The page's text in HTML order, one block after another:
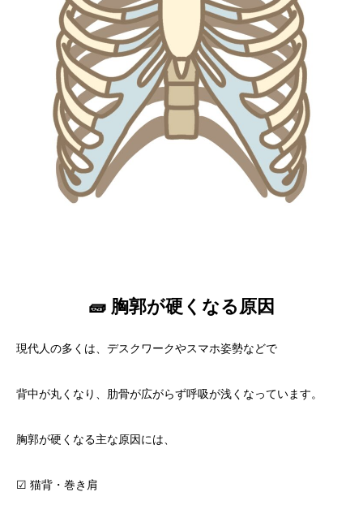
🧱 胸郭が硬くなる原因
現代人の多くは、デスクワークやスマホ姿勢などで
背中が丸くなり、肋骨が広がらず呼吸が浅くなっています。
胸郭が硬くなる主な原因には、
☑ 猫背・巻き肩